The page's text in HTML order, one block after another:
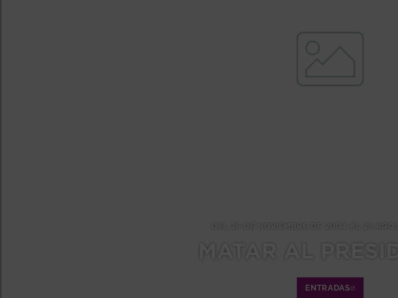
DEL 26 DE NOVIEMBRE DE 2004 AL 28
MATAR AL
ENTRADAS